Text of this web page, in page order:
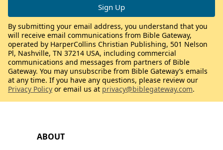
ABOUT
By submitting your email address, you understand that you
will receive email communications from Bible Gateway,
operated by HarperCollins Christian Publishing, 501 Nelson
Pl, Nashville, TN 37214 USA, including commercial
communications and messages from partners of Bible
Gateway. You may unsubscribe from Bible Gateway’s emails
at any time. If you have any questions, please review our
Privacy Policy or email us at privacy@biblegateway.com.